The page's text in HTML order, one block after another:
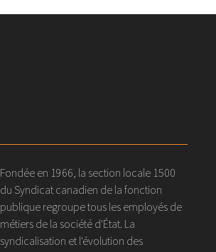
Fondée en 1966, la section locale 1500
du Syndicat canadien de la fonction
publique regroupe tous les employés de
métiers de la société d'État. La
syndicalisation et l'évolution des